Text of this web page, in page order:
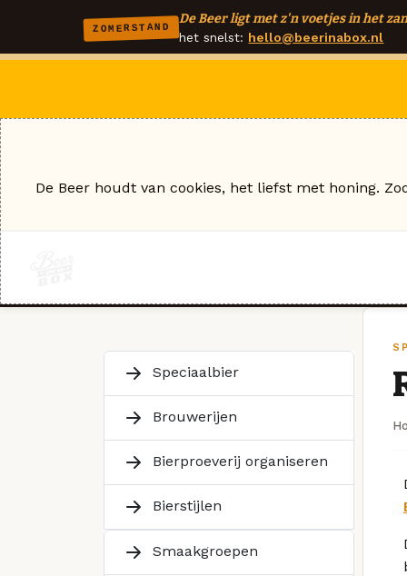
ZOMERSTAND
De Beer ligt met z'n voetjes in het
het snelst: hello@beerinabox.nl
Speciaalbier
Brouwerijen
Bierproeverij organiseren
Bierstijlen
Smaakgroepen
De Beer houdt van cookies, het liefst met honing.